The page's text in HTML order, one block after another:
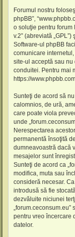
Forumul nostru
phpBB”,
o soluţie pentru forum
v.2” (abreviată
Software-ul phpBB
comunicare
site-ul acceptă sau
conduitei. Pentru mai
https://
Sunteţi de acord să
calomnios, de ură,
care poate viola
unde
Nerespectarea
permanentă însoţită
dumneavoastră dacă
mesajelor sunt
Sunteţi de acord ca
modifica, muta sau
consideră necesar.
introdusă să fie
dezvăluite niciunei
pentru vreo încercare
datelor.